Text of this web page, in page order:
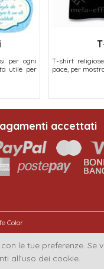
per ogni
utile per
T-shirt
pace, per
accettati
Color
le tue preferenze. Se
all’uso dei cookie.